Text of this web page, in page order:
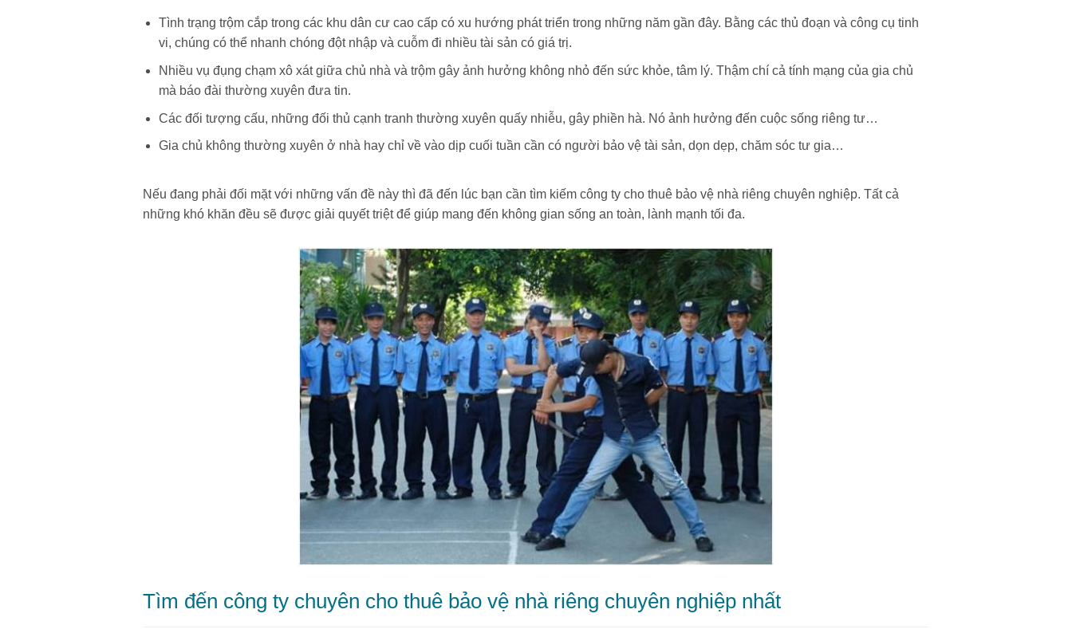
Tình trạng trộm cắp trong các khu dân cư cao cấp có xu hướng phát triển trong những năm gần đây. Bằng các thủ đoạn và công cụ tinh
vi, chúng có thể nhanh chóng đột nhập và cuỗm đi nhiều tài sản có giá trị.
Nhiều vụ đụng chạm xô xát giữa chủ nhà và trộm gây ảnh hưởng không nhỏ đến sức khỏe, tâm lý. Thậm chí cả tính mạng của gia chủ
mà báo đài thường xuyên đưa tin.
Các đối tượng cấu, những đối thủ cạnh tranh thường xuyên quấy nhiễu, gây phiền hà. Nó ảnh hưởng đến cuộc sống riêng tư…
Gia chủ không thường xuyên ở nhà hay chỉ về vào dịp cuối tuần cần có người bảo vệ tài sản, dọn dẹp, chăm sóc tư gia…
Nếu đang phải đối mặt với những vấn đề này thì đã đến lúc bạn cần tìm kiếm công ty cho thuê bảo vệ nhà riêng chuyên nghiệp. Tất cả
những khó khăn đều sẽ được giải quyết triệt để giúp mang đến không gian sống an toàn, lành mạnh tối đa.
Tìm đến công ty chuyên cho thuê bảo vệ nhà riêng chuyên nghiệp nhất